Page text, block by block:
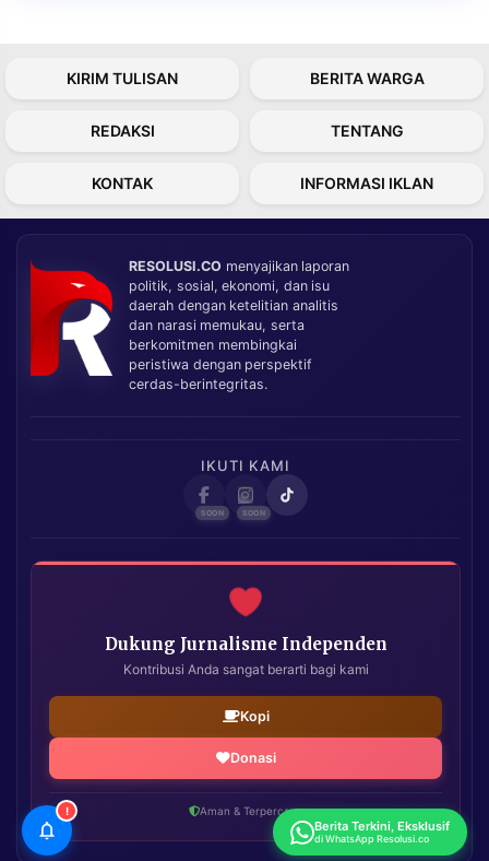
KIRIM TULISAN BERITA WARGA
REDAKSI TENTANG
KONTAK INFORMASI IKLAN
RESOLUSI.CO menyajikan laporan
politik, sosial, ekonomi, dan isu
daerah dengan ketelitian analitis
dan narasi memukau, serta
berkomitmen membingkai
peristiwa dengan perspektif
cerdas-berintegritas.
IKUTI KAMI
Dukung Jurnalisme Independen
Kontribusi Anda sangat berarti bagi kami
Kopi
Donasi
Aman & Terpercaya
!
Berita Terkini, Eksklusif
di WhatsApp Resolusi.co